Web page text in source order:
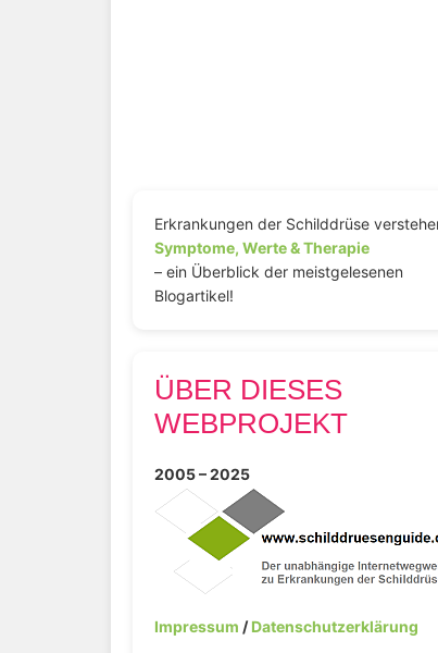
Erkrankungen der Schilddrüse
Symptome, Werte & Therapie
– ein Überblick der meistgelesenen
Blogartikel!
ÜBER DIESES
WEBPROJEKT
2005 – 2025
Impressum /Datenschutzerklärung